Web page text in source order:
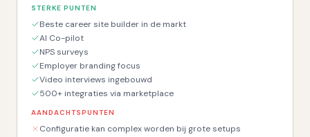
STERKE PUNTEN
Beste career site builder in de markt
AI Co-pilot
NPS surveys
Employer branding focus
Video interviews ingebouwd
500+ integraties via marketplace
AANDACHTSPUNTEN
Configuratie kan complex worden bij grote setups